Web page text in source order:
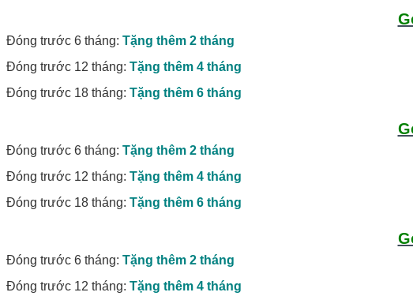
Đóng trước 6 tháng: Tặng thêm 2 tháng
Đóng trước 12 tháng: Tặng thêm 4 tháng
Đóng trước 18 tháng: Tặng thêm 6 tháng
Đóng trước 6 tháng: Tặng thêm 2 tháng
Đóng trước 12 tháng: Tặng thêm 4 tháng
Đóng trước 18 tháng: Tặng thêm 6 tháng
Đóng trước 6 tháng: Tặng thêm 2 tháng
Đóng trước 12 tháng: Tặng thêm 4 tháng